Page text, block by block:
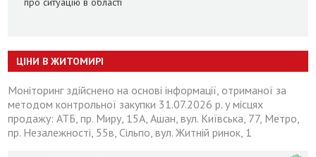
ЦІНИ В ЖИТОМИРІ
Моніторинг здійснено на основі інформації, отриманої за
методом контрольної закупки 31.07.2026 р. у місцях
продажу: АТБ, пр. Миру, 15А, Ашан, вул. Київська, 77, Метро,
пр. Незалежності, 55в, Сільпо, вул. Житній ринок, 1